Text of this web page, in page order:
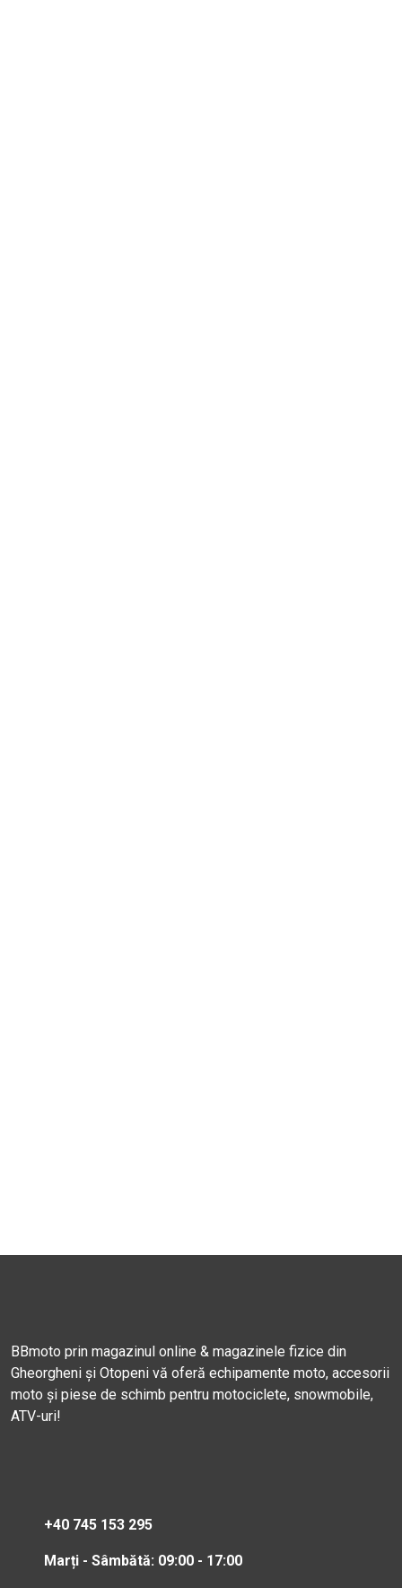
BBmoto prin magazinul online & magazinele fizice din
Gheorgheni și Otopeni vă oferă echipamente moto, accesorii
moto și piese de schimb pentru motociclete, snowmobile,
ATV-uri!
+40 745 153 295
Marți - Sâmbătă: 09:00 - 17:00